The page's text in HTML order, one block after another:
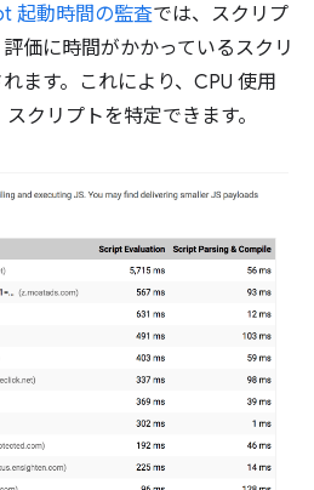
起動時間の監査では、スクリプ
価に時間がかかっているスクリ
ます。これにより、CPU 使用
クリプトを特定できます。